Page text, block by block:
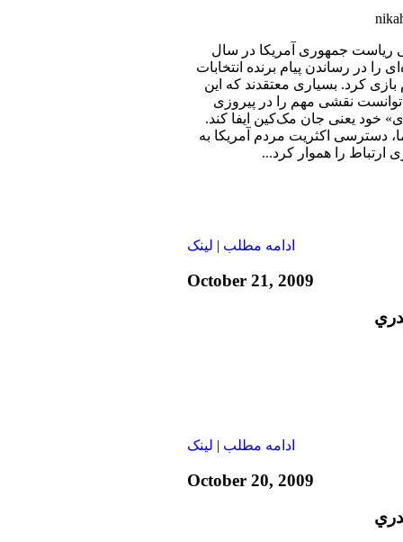
ریاست جمهوری آمریکا در سال
را در رساندن پیام برنده انتخابات
بازی کرد. بسیاری معتقدند که این
نقشی مهم را در پیروزی
خود یعنی جان مک‌کین ایفا کند.
دسترسی اکثریت مردم آمریکا به
ارتباط را هموار کرد...
ادامه مطلب | لينک
October 21, 2009
ادامه مطلب | لينک
October 20, 2009